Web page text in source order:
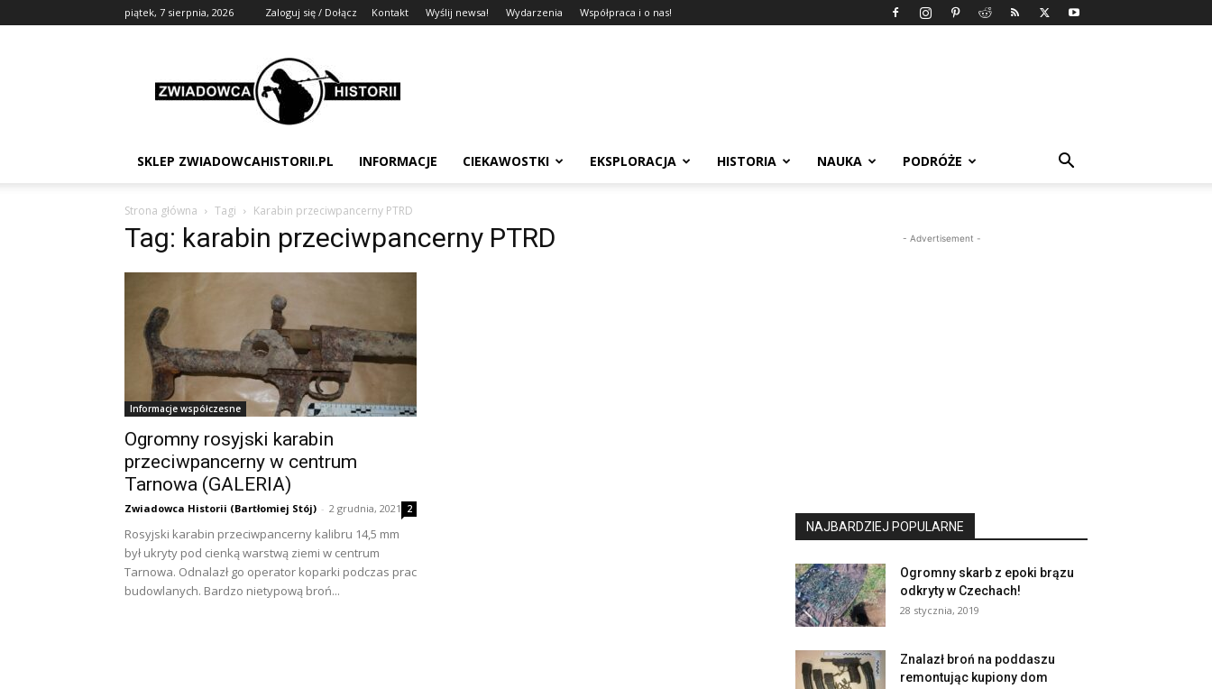
piątek, 7 sierpnia, 2026 Zaloguj się / Dołącz Kontakt Wyślij newsa! Wydarzenia Współpraca i o nas!
Zwiadowca
Historii
SKLEP ZWIADOWCAHISTORII.PL INFORMACJE CIEKAWOSTKI EKSPLORACJA HISTORIA NAUKA PODRÓŻE
Strona główna Tagi Karabin przeciwpancerny PTRD
Tag: karabin przeciwpancerny PTRD
Informacje współczesne
Ogromny rosyjski karabin
przeciwpancerny w centrum
Tarnowa (GALERIA)
Zwiadowca Historii (Bartłomiej Stój) - 2 grudnia, 2021 2
Rosyjski karabin przeciwpancerny kalibru 14,5 mm
był ukryty pod cienką warstwą ziemi w centrum
Tarnowa. Odnalazł go operator koparki podczas prac
budowlanych. Bardzo nietypową broń...
- Advertisement -
NAJBARDZIEJ POPULARNE
Ogromny skarb z epoki brązu
odkryty w Czechach!
28 stycznia, 2019
Znalazł broń na poddaszu
remontując kupiony dom